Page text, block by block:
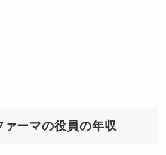
ァーマの役員の年収